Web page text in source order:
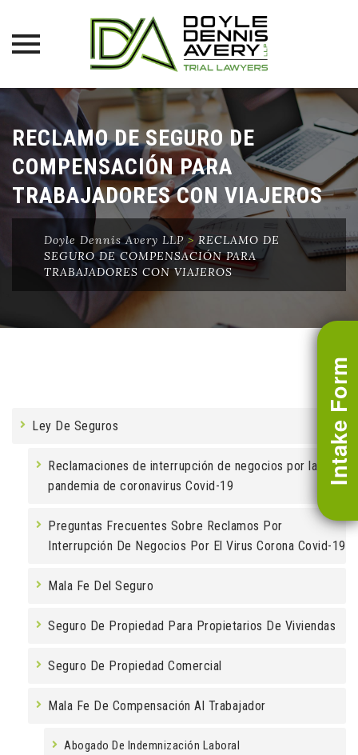
Skip
content
RECLAMO DE SEGURO DE
COMPENSACIÓN PARA
TRABAJADORES CON VIAJEROS
Doyle Dennis Avery LLP>RECLAMO DE
SEGURO DE COMPENSACIÓN PARA
TRABAJADORES CON VIAJEROS
Intake Form
Ley De Seguros
Reclamaciones de interrupción de negocios por la
pandemia de coronavirus Covid-19
Preguntas Frecuentes Sobre Reclamos Por
Interrupción De Negocios Por El Virus Corona Covid-19
Mala Fe Del Seguro
Seguro De Propiedad Para Propietarios De Viviendas
Seguro De Propiedad Comercial
Mala Fe De Compensación Al Trabajador
Abogado De Indemnización Laboral